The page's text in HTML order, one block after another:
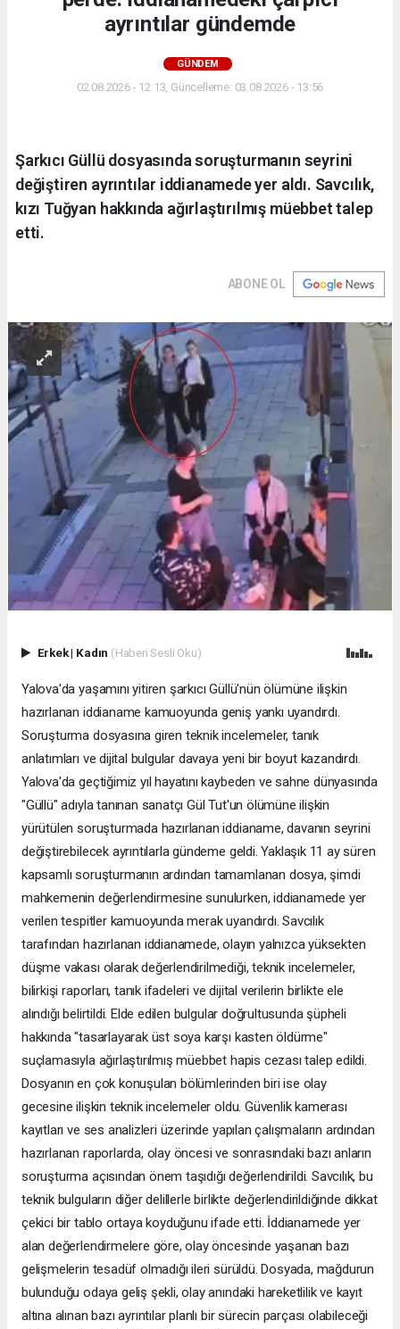
ayrıntılar gündemde
GÜNDEM
02.08.2026 - 12:13, Güncelleme: 03.08.2026 - 13:56
Şarkıcı Güllü dosyasında soruşturmanın seyrini
değiştiren ayrıntılar iddianamede yer aldı. Savcılık,
kızı Tuğyan hakkında ağırlaştırılmış müebbet talep
etti.
ABONE OL
Erkek| Kadın (Haberi Sesli Oku)
Yalova'da yaşamını yitiren şarkıcı Güllü'nün ölümüne ilişkin
hazırlanan iddianame kamuoyunda geniş yankı uyandırdı.
Soruşturma dosyasına giren teknik incelemeler, tanık
anlatımları ve dijital bulgular davaya yeni bir boyut kazandırdı.
Yalova'da geçtiğimiz yıl hayatını kaybeden ve sahne dünyasında
"Güllü" adıyla tanınan sanatçı Gül Tut'un ölümüne ilişkin
yürütülen soruşturmada hazırlanan iddianame, davanın seyrini
değiştirebilecek ayrıntılarla gündeme geldi. Yaklaşık 11 ay süren
kapsamlı soruşturmanın ardından tamamlanan dosya, şimdi
mahkemenin değerlendirmesine sunulurken, iddianamede yer
verilen tespitler kamuoyunda merak uyandırdı. Savcılık
tarafından hazırlanan iddianamede, olayın yalnızca yüksekten
düşme vakası olarak değerlendirilmediği, teknik incelemeler,
bilirkişi raporları, tanık ifadeleri ve dijital verilerin birlikte ele
alındığı belirtildi. Elde edilen bulgular doğrultusunda şüpheli
hakkında "tasarlayarak üst soya karşı kasten öldürme"
suçlamasıyla ağırlaştırılmış müebbet hapis cezası talep edildi.
Dosyanın en çok konuşulan bölümlerinden biri ise olay
gecesine ilişkin teknik incelemeler oldu. Güvenlik kamerası
kayıtları ve ses analizleri üzerinde yapılan çalışmaların ardından
hazırlanan raporlarda, olay öncesi ve sonrasındaki bazı anların
soruşturma açısından önem taşıdığı değerlendirildi. Savcılık, bu
teknik bulguların diğer delillerle birlikte değerlendirildiğinde dikkat
çekici bir tablo ortaya koyduğunu ifade etti. İddianamede yer
alan değerlendirmelere göre, olay öncesinde yaşanan bazı
gelişmelerin tesadüf olmadığı ileri sürüldü. Dosyada, mağdurun
bulunduğu odaya geliş şekli, olay anındaki hareketlilik ve kayıt
altına alınan bazı ayrıntılar planlı bir sürecin parçası olabileceği